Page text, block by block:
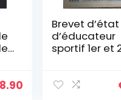
8.90
Brevet d’état
d’éducateur
sportif 1er et
humaines,